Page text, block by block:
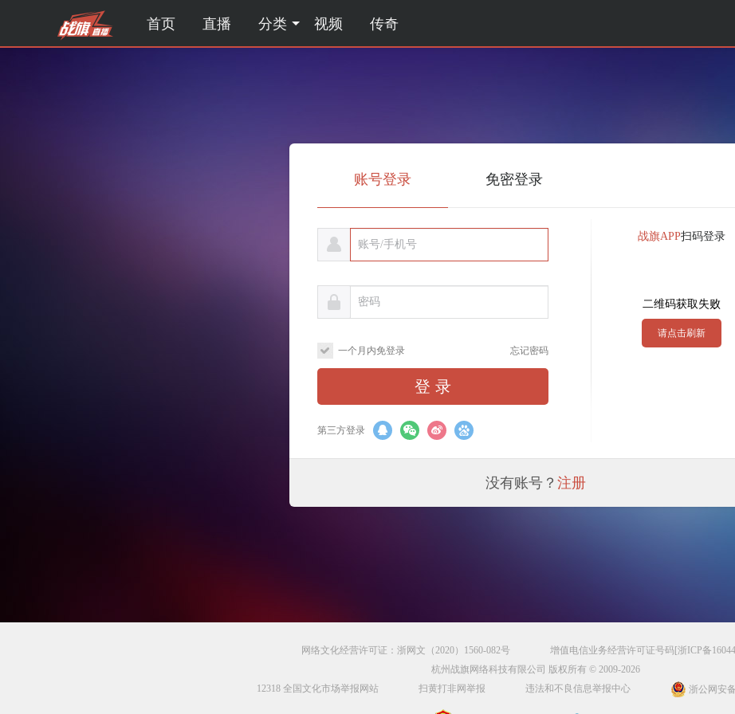
首页 直播 分类 视频 传奇
账号登录 免密登录
账号/手机号
密码
忘记密码
一个月内免登录
登 录
第三方登录
没有账号？ 注册
战旗APP扫码登录
二维码获取失败
请点击刷新
网络文化经营许可证：浙网文（2020）1560-082号 增值电信业务经营许可证号码[浙ICP备
杭州战旗网络科技有限公司 版权所有 © 2009-2026
12318 全国文化市场举报网站
扫黄打非网举报 违法和不良信息举报中心 浙公网安